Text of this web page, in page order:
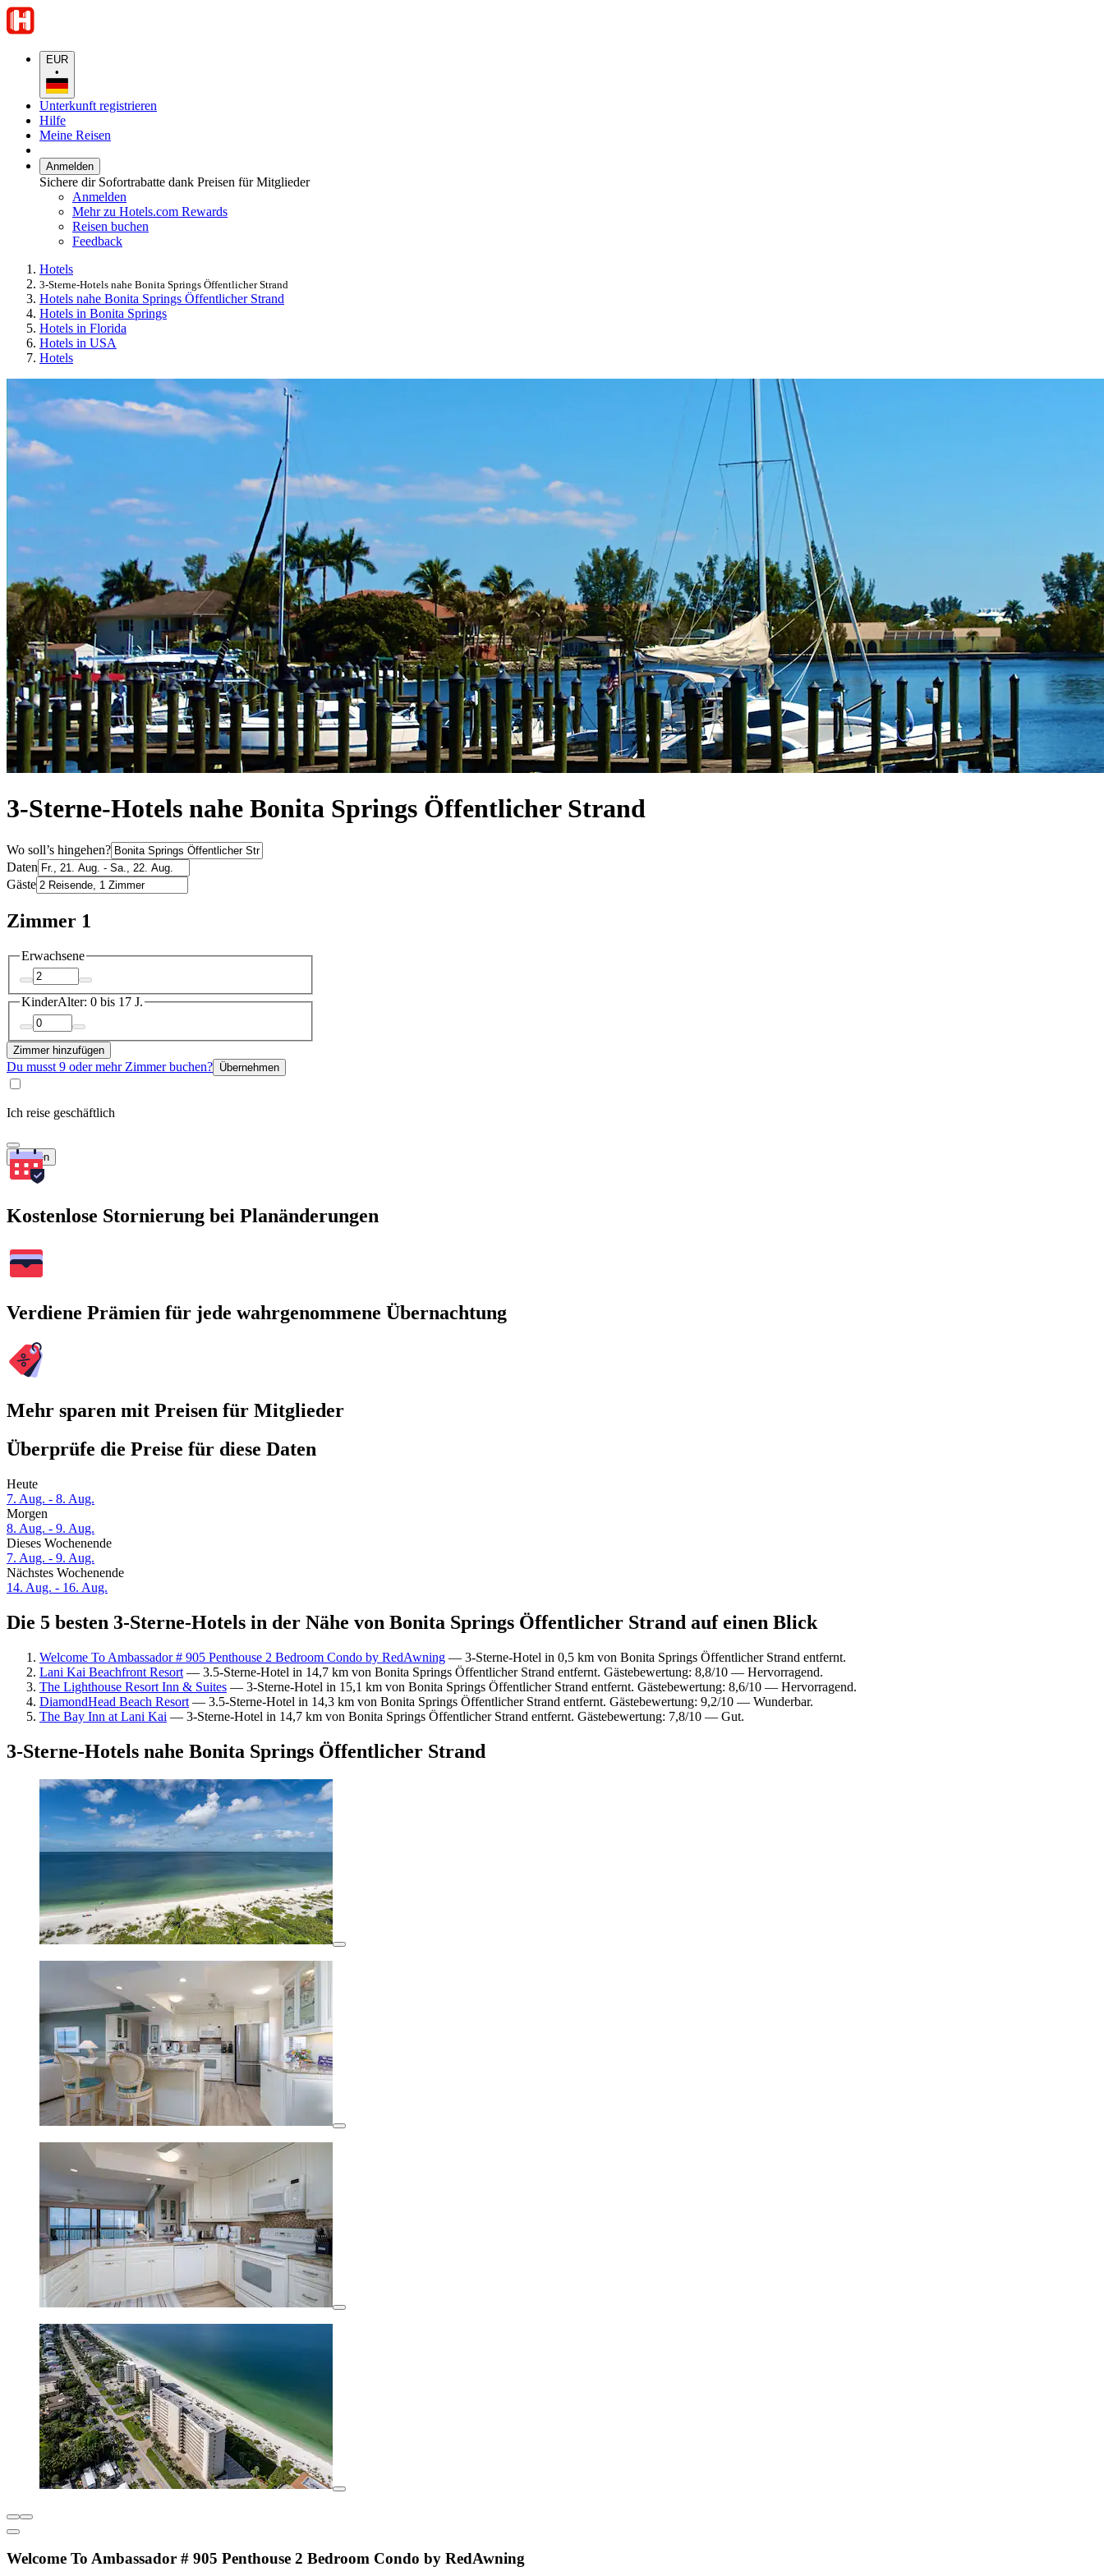
EUR
•
Unterkunft registrieren
Hilfe
Meine Reisen
Anmelden
Sichere dir Sofortrabatte dank Preisen für Mitglieder
Anmelden
Mehr zu Hotels.com Rewards
Reisen buchen
Feedback
Hotels
3-Sterne-Hotels nahe Bonita Springs Öffentlicher Strand
Hotels nahe Bonita Springs Öffentlicher Strand
Hotels in Bonita Springs
Hotels in Florida
Hotels in USA
Hotels
3-Sterne-Hotels nahe Bonita Springs Öffentlicher Strand
Wo soll’s hingehen?
Daten
Gäste
Zimmer 1
Erwachsene
KinderAlter: 0 bis 17 J.
Zimmer hinzufügen
Du musst 9 oder mehr Zimmer buchen? Übernehmen
Ich reise geschäftlich
Suchen
Kostenlose Stornierung bei Planänderungen
Verdiene Prämien für jede wahrgenommene Übernachtung
Mehr sparen mit Preisen für Mitglieder
Überprüfe die Preise für diese Daten
Heute
7. Aug. - 8. Aug.
Morgen
8. Aug. - 9. Aug.
Dieses Wochenende
7. Aug. - 9. Aug.
Nächstes Wochenende
14. Aug. - 16. Aug.
Die 5 besten 3-Sterne-Hotels in der Nähe von Bonita Springs Öffentlicher Strand auf einen Blick
Welcome To Ambassador # 905 Penthouse 2 Bedroom Condo by RedAwning — 3-Sterne-Hotel in 0,5 km von Bonita Springs Öffentlicher Strand entfernt.
Lani Kai Beachfront Resort — 3.5-Sterne-Hotel in 14,7 km von Bonita Springs Öffentlicher Strand entfernt. Gästebewertung: 8,8/10 — Hervorragend.
The Lighthouse Resort Inn & Suites — 3-Sterne-Hotel in 15,1 km von Bonita Springs Öffentlicher Strand entfernt. Gästebewertung: 8,6/10 — Hervorragend.
DiamondHead Beach Resort — 3.5-Sterne-Hotel in 14,3 km von Bonita Springs Öffentlicher Strand entfernt. Gästebewertung: 9,2/10 — Wunderbar.
The Bay Inn at Lani Kai — 3-Sterne-Hotel in 14,7 km von Bonita Springs Öffentlicher Strand entfernt. Gästebewertung: 7,8/10 — Gut.
3-Sterne-Hotels nahe Bonita Springs Öffentlicher Strand
Welcome To Ambassador # 905 Penthouse 2 Bedroom Condo by RedAwning